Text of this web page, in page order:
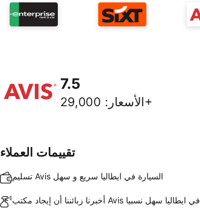
7.5
الأسعار : 29,000+
تقييمات العملاء
تسليم Avis السيارة في ايطاليا سريع و سهل
أخبرنا زبائننا أن إيجاد مكتب Avis في ايطاليا سهل نسبيا